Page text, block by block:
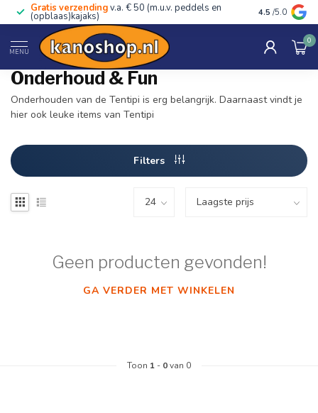
Gratis verzendingv.a. € 50 (m.u.v. peddels en
(opblaas)kajaks) Advies van
4.5 /5.0
MENU
0
Home / Tentipi / Onderhoud & Fun
Onderhoud & Fun
Onderhouden van de Tentipi is erg belangrijk. Daarnaast vindt je
hier ook leuke items van Tentipi
Filters
Geen producten gevonden!
GA VERDER MET WINKELEN
Toon 1 - 0van 0